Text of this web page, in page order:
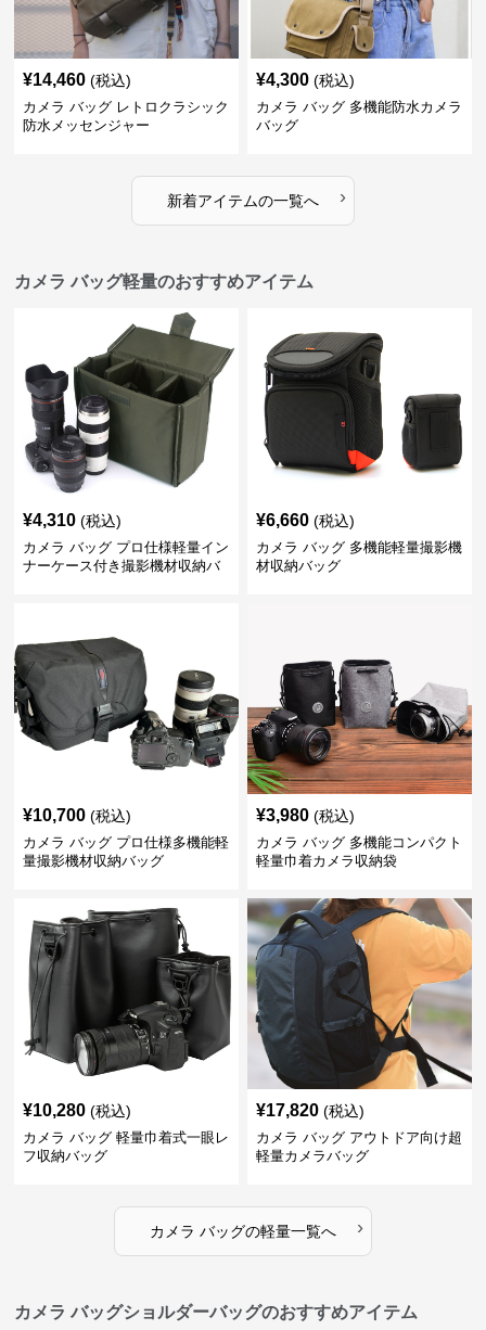
¥14,460 (税込)
カメラ バッグ レトロクラシック
防水メッセンジャー
¥4,300 (税込)
カメラ バッグ 多機能防水カメラ
バッグ
新着アイテムの一覧へ ›
カメラ バッグ軽量のおすすめアイテム
¥4,310 (税込)
カメラ バッグ プロ仕様軽量イン
ナーケース付き撮影機材収納バ
¥6,660 (税込)
カメラ バッグ 多機能軽量撮影機
材収納バッグ
¥10,700 (税込)
カメラ バッグ プロ仕様多機能軽
量撮影機材収納バッグ
¥3,980 (税込)
カメラ バッグ 多機能コンパクト
軽量巾着カメラ収納袋
¥10,280 (税込)
カメラ バッグ 軽量巾着式一眼レ
フ収納バッグ
¥17,820 (税込)
カメラ バッグ アウトドア向け超
軽量カメラバッグ
カメラ バッグの軽量一覧へ ›
カメラ バッグショルダーバッグのおすすめアイテム